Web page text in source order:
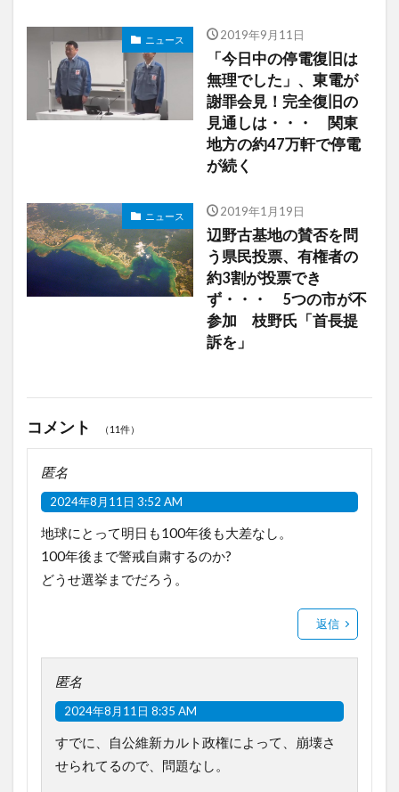
ニュース 2019年9月11日
「今日中の停電復旧は
無理でした」、東電が
謝罪会見！完全復旧の
見通しは・・・ 関東
地方の約47万軒で停電
が続く
ニュース 2019年1月19日
辺野古基地の賛否を問
う県民投票、有権者の
約3割が投票でき
ず・・・ 5つの市が不
参加 枝野氏「首長提
訴を」
コメント （11件）
匿名
2024年8月11日 3:52 AM
地球にとって明日も100年後も大差なし。
100年後まで警戒自粛するのか?
どうせ選挙までだろう。
返信
匿名
2024年8月11日 8:35 AM
すでに、自公維新カルト政権によって、崩壊さ
せられてるので、問題なし。